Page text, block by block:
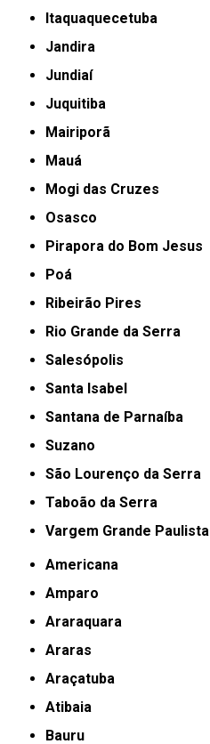
Itaquaquecetuba
Jandira
Jundiaí
Juquitiba
Mairiporã
Mauá
Mogi das Cruzes
Osasco
Pirapora do Bom Jesus
Poá
Ribeirão Pires
Rio Grande da Serra
Salesópolis
Santa Isabel
Santana de Parnaíba
Suzano
São Lourenço da Serra
Taboão da Serra
Vargem Grande Paulista
Americana
Amparo
Araraquara
Araras
Araçatuba
Atibaia
Bauru